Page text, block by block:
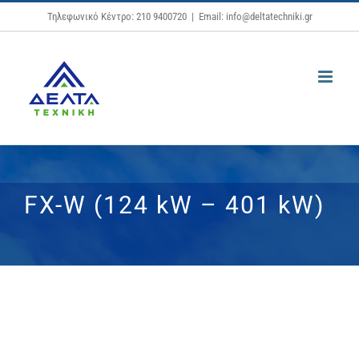
Μετάβαση
στο
Τηλεφωνικό Κέντρο: 210 9400720 | Email: info@deltatechniki.gr
FX-W (124 kW – 401 kW)